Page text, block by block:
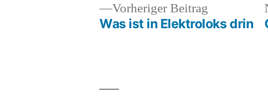
Beitragsnavigation
Vorheriger Beitrag
Beitrag:
Was ist in Elektroloks drin